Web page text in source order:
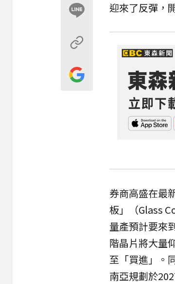
迎來了反彈，
券商高盛在最
板」（Glass
量產預計要來
階晶片將大量
至「買進」。
南亞規劃於